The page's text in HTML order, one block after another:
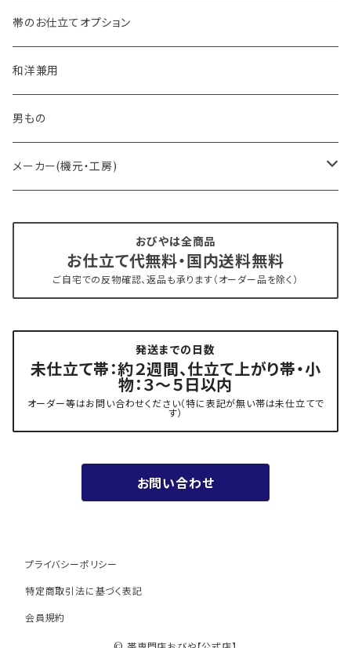
- 大人兵児帯
- おびやオリジナル・別注
- オーダー帯
- 京袋帯・開き仕立て
- 新古帯、中古・リサイクル帯 (メンテナンス済み)
夏用
- 振袖の帯・ママ振り・振袖用袋帯
帯のお仕立てオプション
和洋兼用
男もの
メーカー(機元・工房)
博多織 西村織物
『marumasa.fab』丸正織物
おびやは全商品
お仕立て代無料・国内送料無料
ご自宅での反物確認、返品も承ります（オーダー品を除く）
発送までの日数
未仕立て帯：約２週間、仕立て上がり帯・小
物：３～５日以内
オーダー等はお問い合わせください（特に表記が無い帯は未仕立てで
す）
お問い合わせ
プライバシーポリシー
特定商取引法に基づく表記
会員規約